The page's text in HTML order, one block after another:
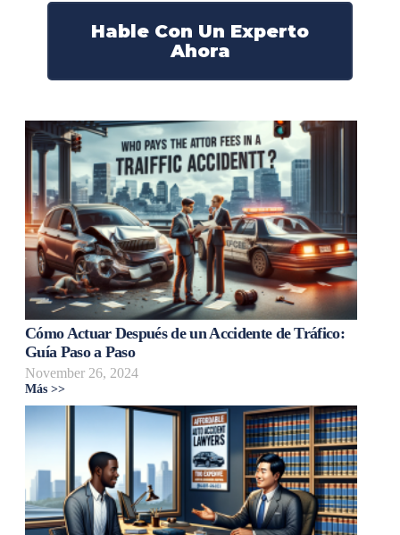
Hable Con Un Experto
Ahora
Cómo Actuar Después de un Accidente de Tráfico:
Guía Paso a Paso
November 26, 2024
Más >>